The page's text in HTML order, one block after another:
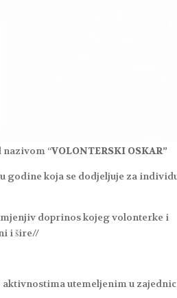
nazivom “VOLONTERSKI OSKAR”
godine koja se dodjeljuje za
doprinos kojeg volonterke i
i šire//
utemeljenim u